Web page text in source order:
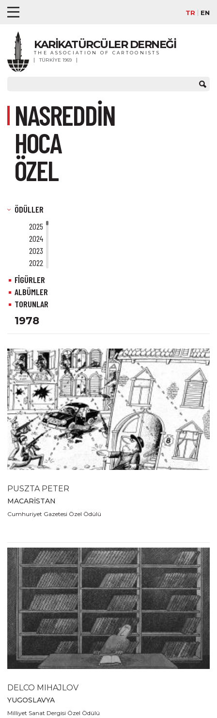
TR EN
KARİKATÜRCÜLER DERNEĞİ
THE ASSOCIATION OF CARTOONISTS
TÜRKİYE 1969
NASREDDİN
HOCA
ÖZEL
ÖDÜLLER
2025
2024
2023
2022
2021
2020
2019
2017
2016
2015
2014
2013
2012
2011
2010
2009
2008
2007
2006
2005
2003
2002
2001
1999
1998
1997
1996
1995
1994
1993
1992
1991
1990
1989
1980
1979
1978
FİGÜRLER
ALBÜMLER
TORUNLAR
1978
PUSZTA PETER
MACARİSTAN
Cumhuriyet Gazetesi Özel Ödülü
DELCO MIHAJLOV
YUGOSLAVYA
Milliyet Sanat Dergisi Özel Ödülü